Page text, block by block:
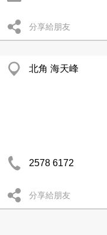
分享給朋友
北角 海天峰
2578 6172
分享給朋友